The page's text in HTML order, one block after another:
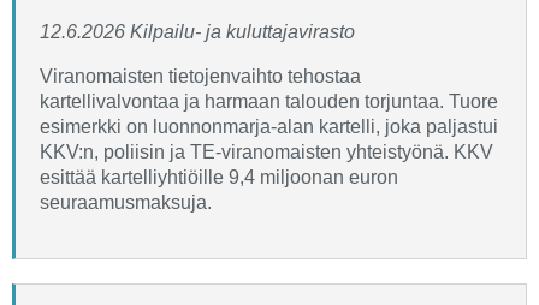
12.6.2026 Kilpailu- ja kuluttajavirasto
Viranomaisten tietojenvaihto tehostaa
kartellivalvontaa ja harmaan talouden torjuntaa. Tuore
esimerkki on luonnonmarja-alan kartelli, joka paljastui
KKV:n, poliisin ja TE-viranomaisten yhteistyönä. KKV
esittää kartelliyhtiöille 9,4 miljoonan euron
seuraamusmaksuja.